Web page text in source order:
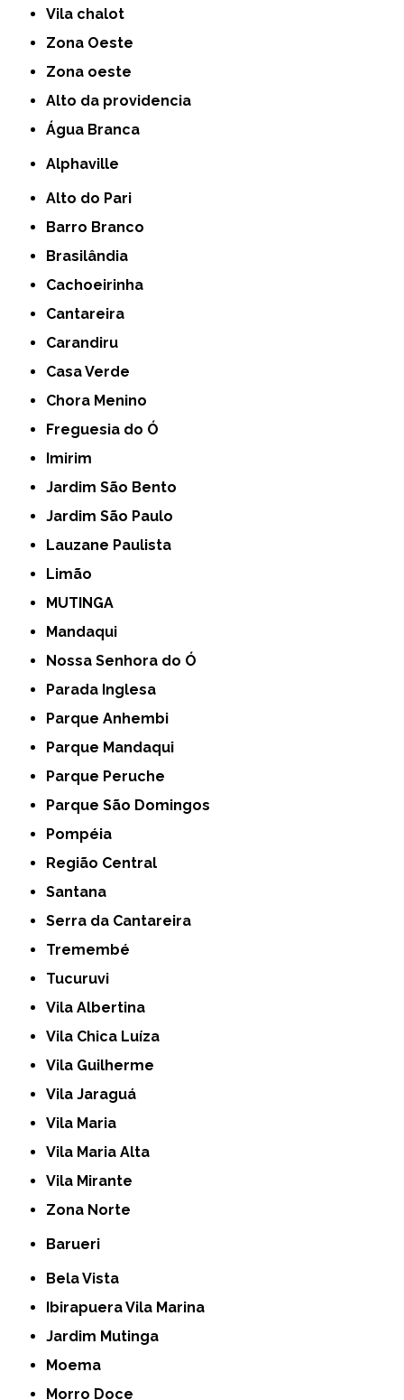
Vila chalot
Zona Oeste
Zona oeste
alto da providencia
Água Branca
Alphaville
Alto do Pari
Barro Branco
Brasilândia
Cachoeirinha
Cantareira
Carandiru
Casa Verde
Chora Menino
Freguesia do Ó
Imirim
Jardim São Bento
Jardim São Paulo
Lauzane Paulista
Limão
MUTINGA
Mandaqui
Nossa Senhora do Ó
Parada Inglesa
Parque Anhembi
Parque Mandaqui
Parque Peruche
Parque São Domingos
Pompéia
Região Central
Santana
Serra da Cantareira
Tremembé
Tucuruvi
Vila Albertina
Vila Chica Luíza
Vila Guilherme
Vila Jaraguá
Vila Maria
Vila Maria Alta
Vila Mirante
Zona Norte
Barueri
Bela Vista
Ibirapuera Vila Marina
Jardim Mutinga
Moema
Morro Doce